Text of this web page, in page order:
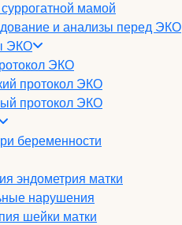
мамой
и анализы перед ЭКО
ЭКО
ЭКО
протокол ЭКО
протокол ЭКО
беременности
эндометрия матки
нарушения
шейки матки